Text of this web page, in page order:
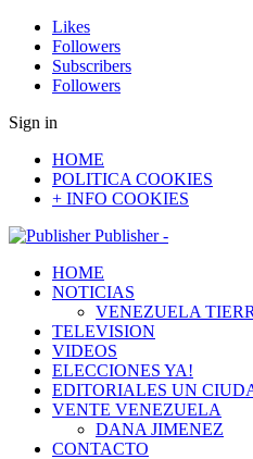
Likes
Followers
Subscribers
Followers
Sign in
HOME
POLITICA COOKIES
+ INFO COOKIES
Publisher -
HOME
NOTICIAS
VENEZUELA
TELEVISION
VIDEOS
ELECCIONES YA!
EDITORIALES UN
VENTE VENEZUELA
DANA JIMENEZ
CONTACTO